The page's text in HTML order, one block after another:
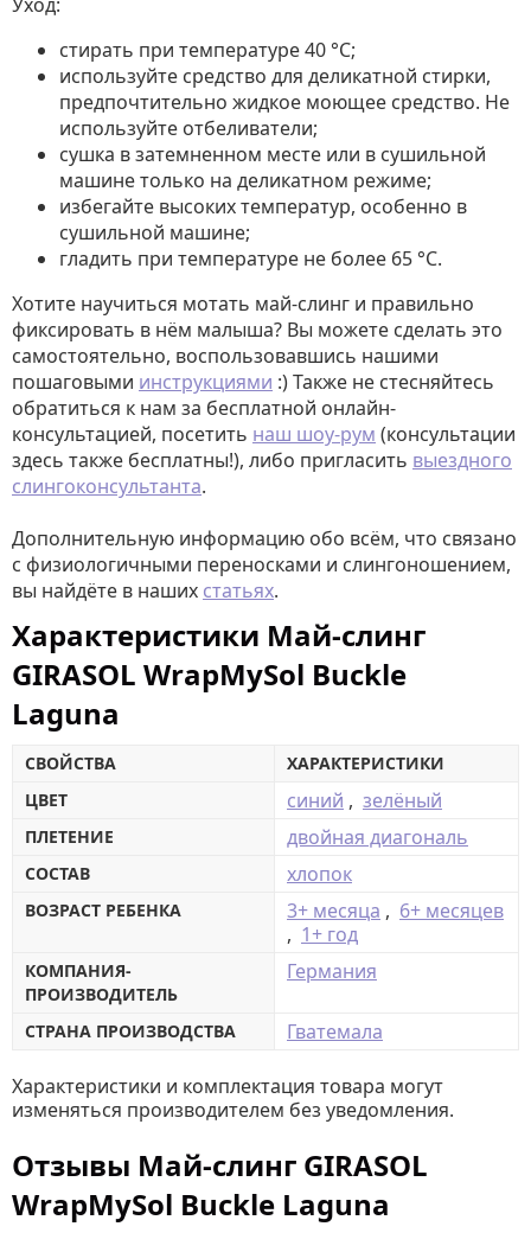
стирать при температуре 40 °C;
используйте средство для деликатной стирки,
предпочтительно жидкое моющее средство. Не
используйте отбеливатели;
сушка в затемненном месте или в сушильной
машине только на деликатном режиме;
избегайте высоких температур, особенно в
сушильной машине;
гладить при температуре не более 65 °C.
Хотите научиться мотать май-слинг и правильно
фиксировать в нём малыша? Вы можете сделать это
самостоятельно, воспользовавшись нашими
пошаговыми инструкциями :) Также не стесняйтесь
обратиться к нам за бесплатной онлайн-
консультацией, посетить наш шоу-рум (консультации
здесь также бесплатны!), либо пригласить выездного
слингоконсультанта.
Дополнительную информацию обо всём, что связано
с физиологичными переносками и слингоношением,
вы найдёте в наших статьях.
Характеристики Май-слинг
GIRASOL WrapMySol Buckle
Laguna
СВОЙСТВА
ХАРАКТЕРИСТИКИ
ЦВЕТ
синий , зелёный
ПЛЕТЕНИЕ двойная диагональ
СОСТАВ хлопок
ВОЗРАСТ РЕБЕНКА 3+ месяца , 6+ месяцев
, 1+ год
КОМПАНИЯ-
ПРОИЗВОДИТЕЛЬ
Германия
СТРАНА ПРОИЗВОДСТВА Гватемала
Характеристики и комплектация товара могут
изменяться производителем без уведомления.
Отзывы Май-слинг GIRASOL
WrapMySol Buckle Laguna